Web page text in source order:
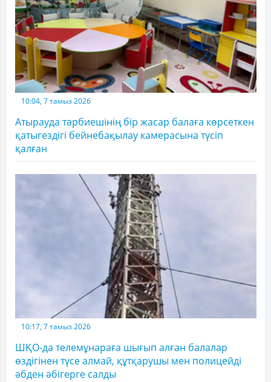
10:04, 7 тамыз 2026
Атырауда тәрбиешінің бір жасар балаға көрсеткен
қатыгездігі бейнебақылау камерасына түсіп
қалған
10:17, 7 тамыз 2026
ШҚО-да телемұнараға шығып алған балалар
өздігінен түсе алмай, құтқарушы мен полицейді
әбден әбігерге салды